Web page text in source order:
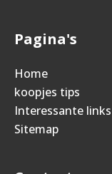
Pagina's
Home
koopjes tips
Interessante links
Sitemap